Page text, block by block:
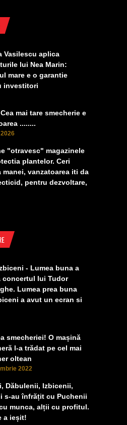
Vasilescu aplica
lui Nea Marin:
mare e o garantie
investitori
mai tare smecherie e
........
"otravesc" magazinele
plantelor. Ceri
manei, vanzatoarea iti da
pentru dezvoltare,
- Lumea buna a
concertul lui Tudor
Lumea prea buna
a avut un ecran si
smecheriei! O mașină
l-a trădat pe cel mai
oltean
2022
Dăbulenii, Izbicenii,
s-au înfrățit cu Puchenii
munca, alții cu profitul.
a ieșit!